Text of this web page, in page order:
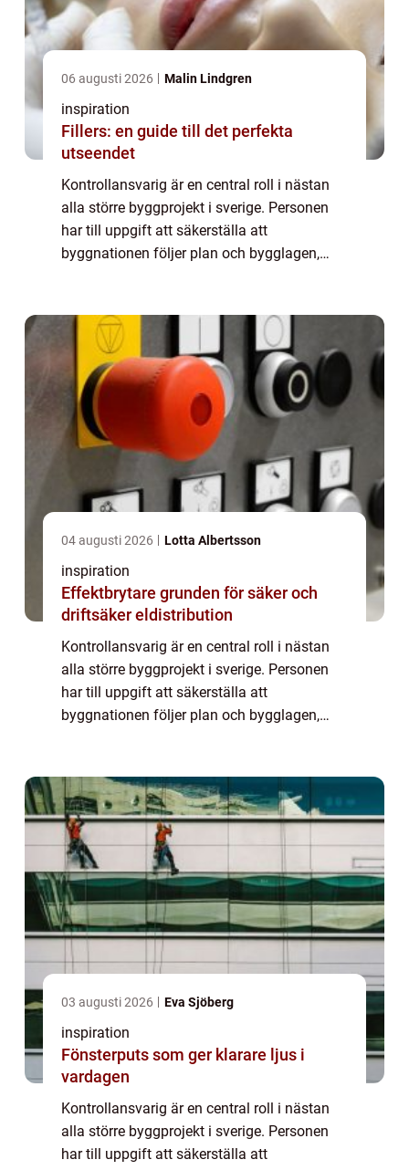
06 augusti 2026 Malin Lindgren
inspiration
Fillers: en guide till det perfekta
utseendet
Kontrollansvarig är en central roll i nästan
alla större byggprojekt i sverige. Personen
har till uppgift att säkerställa att
byggnationen följer plan och bygglagen,
04 augusti 2026 Lotta Albertsson
inspiration
Effektbrytare grunden för säker och
driftsäker eldistribution
Kontrollansvarig är en central roll i nästan
alla större byggprojekt i sverige. Personen
har till uppgift att säkerställa att
byggnationen följer plan och bygglagen,
03 augusti 2026 Eva Sjöberg
inspiration
Fönsterputs som ger klarare ljus i
vardagen
Kontrollansvarig är en central roll i nästan
alla större byggprojekt i sverige. Personen
har till uppgift att säkerställa att